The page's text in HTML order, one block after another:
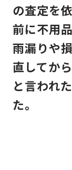
の査定を
前に不用
雨漏りや
直してか
と言われ
た。